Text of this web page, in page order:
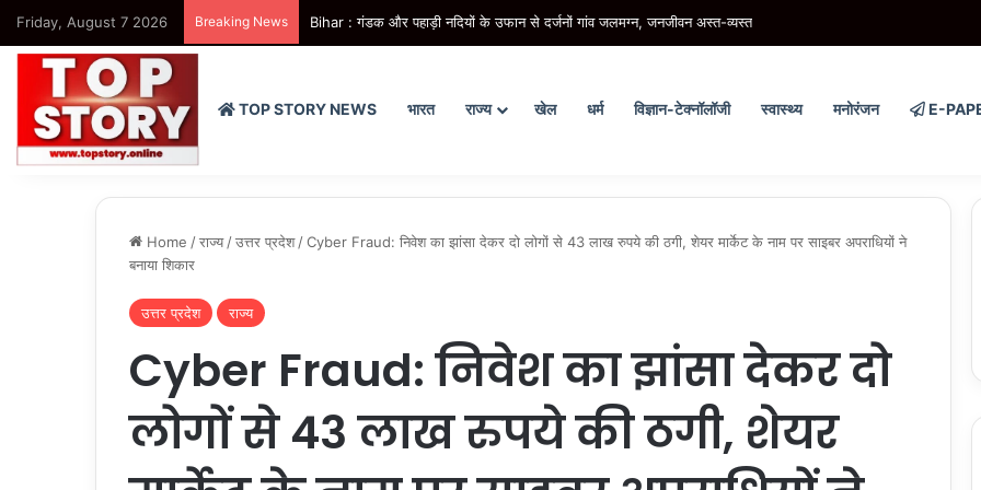
Friday, August 7 2026 Breaking News Bihar : मुजफ्फरपुर में बागमती का जलस्तर बढ़ने से कटरा के निचले इलाकों में बाढ़, स्कूल और घरों में घुसा पानी
TOP STORY NEWS भारत राज्य खेल धर्म विज्ञान-टेक्नॉलॉजी स्वास्थ्य मनोरंजन E-
Home /राज्य /उत्तर प्रदेश /Cyber Fraud: निवेश का झांसा देकर दो लोगों से 43 लाख रुपये की ठगी, शेयर मार्केट के नाम पर साइबर अपराधियों ने
बनाया शिकार
उत्तर प्रदेश राज्य
Cyber Fraud: निवेश का झांसा देकर दो
लोगों से 43 लाख रुपये की ठगी, शेयर